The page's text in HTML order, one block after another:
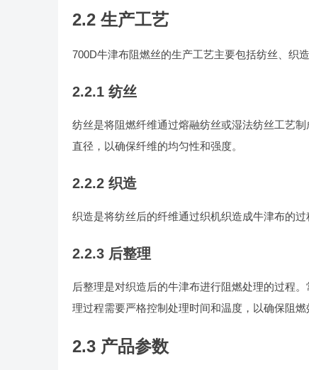
2.2 生产工艺
700D牛津布阻燃丝的生产工艺主要包括纺丝、织
2.2.1 纺丝
纺丝是将阻燃纤维通过熔融纺丝或湿法纺丝工艺
直径，以确保纤维的均匀性和强度。
2.2.2 织造
织造是将纺丝后的纤维通过织机织造成牛津布的
2.2.3 后整理
后整理是对织造后的牛津布进行阻燃处理的过程
理过程需要严格控制处理时间和温度，以确保阻燃
2.3 产品参数